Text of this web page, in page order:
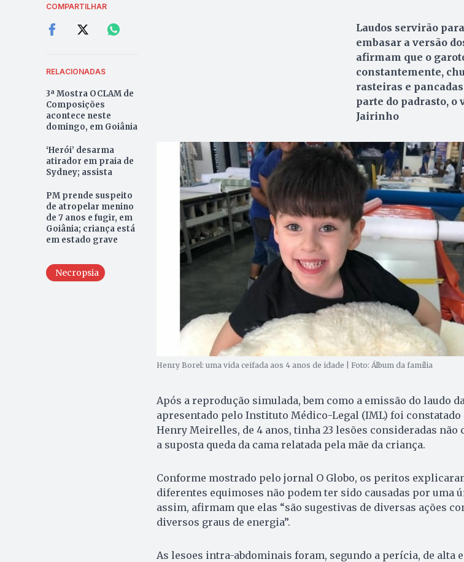
COMPARTILHAR
RELACIONADAS
3ª Mostra OCLAM de
Composições
acontece neste
domingo, em Goiânia
‘Herói’ desarma
atirador em praia de
Sydney; assista
PM prende suspeito
de atropelar menino
de 7 anos e fugir, em
Goiânia; criança está
em estado grave
Necropsia
Laudos servirão
embasar a versão
afirmam que o
constantemente,
rasteiras e
parte do padrasto, o
Jairinho
Henry Borel: uma vida ceifada aos 4 anos de idade | Foto: Álbum da família
Após a reprodução simulada, bem como a emissão do laudo
apresentado pelo Instituto Médico-Legal (IML) foi constatado
Henry Meirelles, de 4 anos, tinha 23 lesões consideradas não
a suposta queda da cama relatada pela mãe da criança.
Conforme mostrado pelo jornal O Globo, os peritos
diferentes equimoses não podem ter sido causadas por uma
assim, afirmam que elas “são sugestivas de diversas ações
diversos graus de energia”.
As lesoes intra-abdominais foram, segundo a perícia, de alta